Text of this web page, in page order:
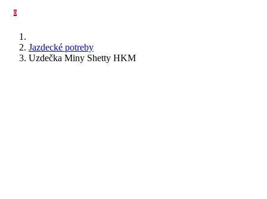
0
Jazdecké potreby
Uzdečka Miny Shetty HKM